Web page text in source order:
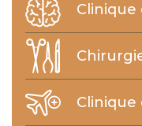
Clinique
Clinique